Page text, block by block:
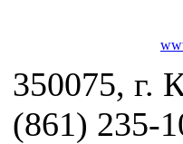
350075, г.
(861) 235-